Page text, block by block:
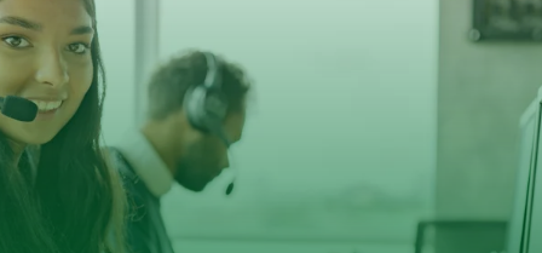
26 juin 2026